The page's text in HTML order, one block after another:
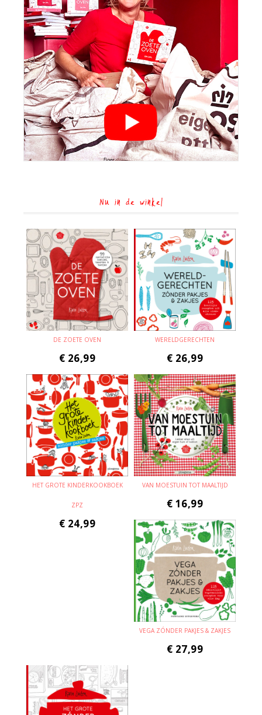
Nu in de winkel
DE ZOETE OVEN
€ 26,99
WERELDGERECHTEN
€ 26,99
HET GROTE KINDERKOOKBOEK
ZPZ
€ 24,99
VAN MOESTUIN TOT MAALTIJD
€ 16,99
VEGA ZÓNDER PAKJES & ZAKJES
€ 27,99